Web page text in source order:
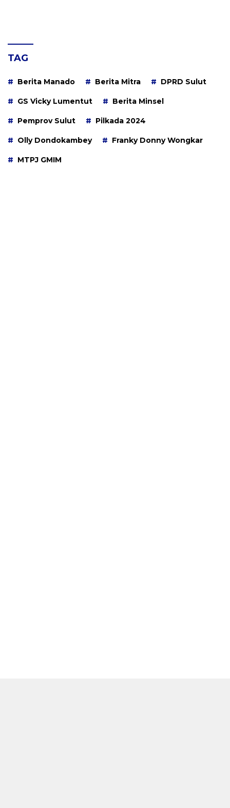
TAG
Berita Manado Berita Mitra DPRD Sulut
GS Vicky Lumentut Berita Minsel
Pemprov Sulut Pilkada 2024
Olly Dondokambey Franky Donny Wongkar
MTPJ GMIM